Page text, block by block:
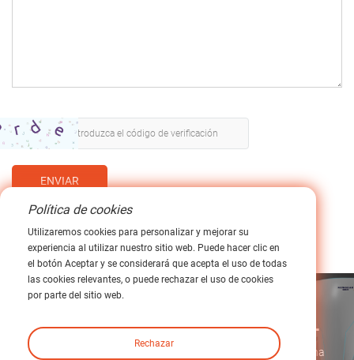
ENVIAR
Este es un espacio publicitario.
Newgear Intelligent Transmission (Guangdong) Co., Ltd., una
Política de cookies
Utilizaremos cookies para personalizar y mejorar su
experiencia al utilizar nuestro sitio web. Puede hacer clic en
el botón Aceptar y se considerará que acepta el uso de todas
las cookies relevantes, o puede rechazar el uso de cookies
por parte del sitio web.
Rechazar